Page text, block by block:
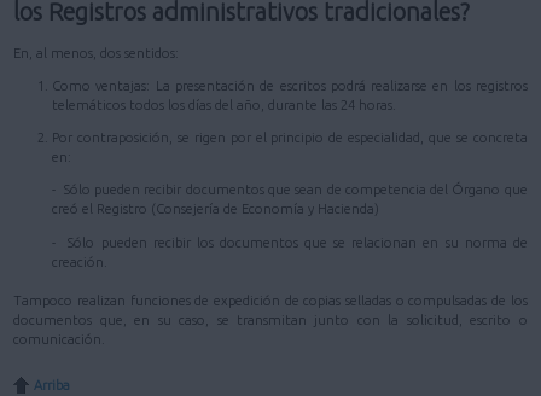
los Registros administrativos tradicionales?
En, al menos, dos sentidos:
Como ventajas: La presentación de escritos podrá realizarse en los registros
telemáticos todos los días del año, durante las 24 horas.
Por contraposición, se rigen por el principio de especialidad, que se concreta
en:
- Sólo pueden recibir documentos que sean de competencia del Órgano que
creó el Registro (Consejería de Economía y Hacienda)
- Sólo pueden recibir los documentos que se relacionan en su norma de
creación.
Tampoco realizan funciones de expedición de copias selladas o compulsadas de los
documentos que, en su caso, se transmitan junto con la solicitud, escrito o
comunicación.
Arriba